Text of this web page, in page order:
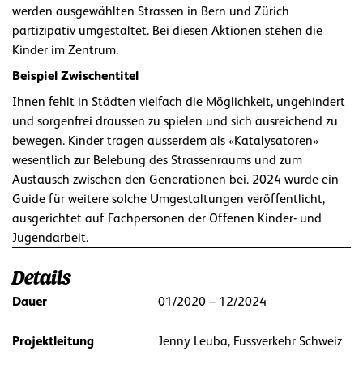
werden ausgewählten Strassen in Bern und Zürich
partizipativ umgestaltet. Bei diesen Aktionen stehen die
Kinder im Zentrum.
Beispiel Zwischentitel
Ihnen fehlt in Städten vielfach die Möglichkeit, ungehindert
und sorgenfrei draussen zu spielen und sich ausreichend zu
bewegen. Kinder tragen ausserdem als «Katalysatoren»
wesentlich zur Belebung des Strassenraums und zum
Austausch zwischen den Generationen bei. 2024 wurde ein
Guide für weitere solche Umgestaltungen veröffentlicht,
ausgerichtet auf Fachpersonen der Offenen Kinder- und
Jugendarbeit.
Details
Dauer 01/2020 – 12/2024
Projektleitung Jenny Leuba, Fussverkehr Schweiz